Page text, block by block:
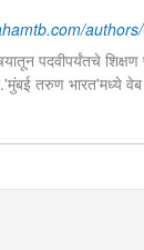
पदवीपर्यंतचे
तरुण भारत'मध्ये
भाषाशैलीत विशेष